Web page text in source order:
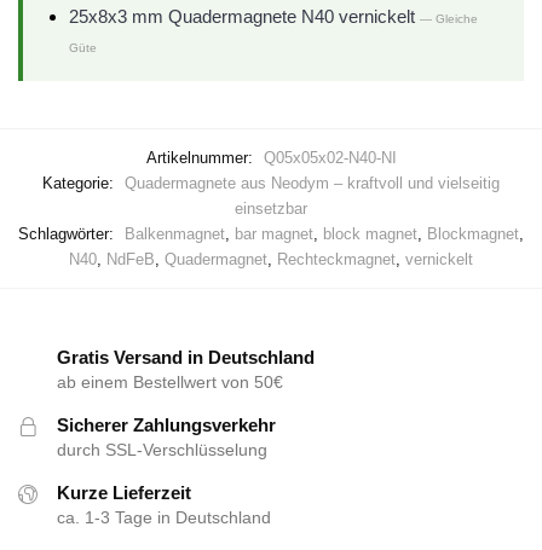
25x8x3 mm Quadermagnete N40 vernickelt — Gleiche
Güte
Artikelnummer:
Q05x05x02-N40-NI
Kategorie:
Quadermagnete aus Neodym – kraftvoll und vielseitig
einsetzbar
Schlagwörter:
Balkenmagnet, bar magnet, block magnet, Blockmagnet,
N40, NdFeB, Quadermagnet, Rechteckmagnet, vernickelt
Gratis Versand in Deutschland
ab einem Bestellwert von 50€
Sicherer Zahlungsverkehr
durch SSL-Verschlüsselung
Kurze Lieferzeit
ca. 1-3 Tage in Deutschland